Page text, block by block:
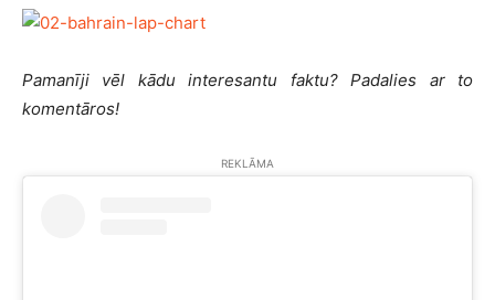
Pamanīji vēl kādu interesantu faktu? Padalies ar to
komentāros!
REKLĀMA